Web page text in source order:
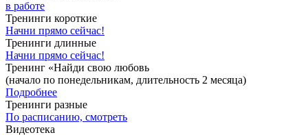
в работе
Тренинги короткие
Начни прямо сейчас!
Тренинги длинные
Начни прямо сейчас!
Тренинг «Найди свою любовь
(начало по понедельникам, длительность 2 месяца)
Подробнее
Тренинги разные
По расписанию, смотреть
Видеотека